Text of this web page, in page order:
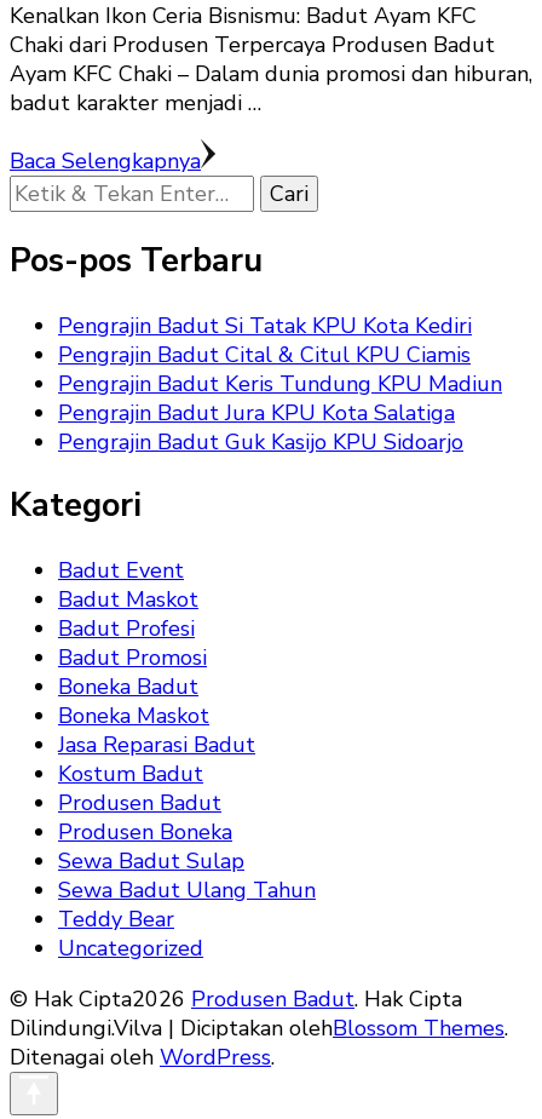
Kenalkan Ikon Ceria Bisnismu: Badut Ayam KFC
Chaki dari Produsen Terpercaya Produsen Badut
Ayam KFC Chaki – Dalam dunia promosi dan hiburan,
badut karakter menjadi …
Baca Selengkapnya
Mencari
Sesuatu?
Pos-pos Terbaru
Pengrajin Badut Si Tatak KPU Kota Kediri
Pengrajin Badut Cital & Citul KPU Ciamis
Pengrajin Badut Keris Tundung KPU Madiun
Pengrajin Badut Jura KPU Kota Salatiga
Pengrajin Badut Guk Kasijo KPU Sidoarjo
Kategori
Badut Event
Badut Maskot
Badut Profesi
Badut Promosi
Boneka Badut
Boneka Maskot
Jasa Reparasi Badut
Kostum Badut
Produsen Badut
Produsen Boneka
Sewa Badut Sulap
Sewa Badut Ulang Tahun
Teddy Bear
Uncategorized
© Hak Cipta2026 Produsen Badut. Hak Cipta
Dilindungi.Vilva | Diciptakan olehBlossom Themes.
Ditenagai oleh WordPress.